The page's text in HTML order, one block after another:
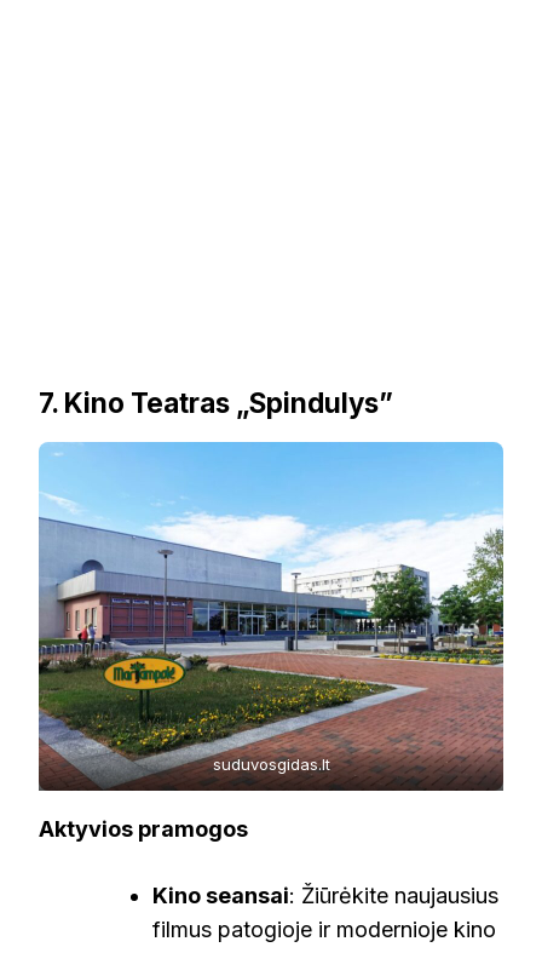
7. Kino Teatras „Spindulys”
suduvosgidas.lt
Aktyvios pramogos
Kino seansai: Žiūrėkite naujausius
filmus patogioje ir modernioje kino